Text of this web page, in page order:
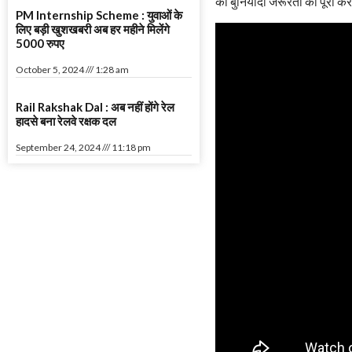
PM Internship Scheme : युवाओं के
लिए बड़ी खुशखबरी अब हर महीने मिलेंगे
5000 रुपए
October 5, 2024 1:28 am
Rail Rakshak Dal : अब नहीं होंगे रेल
हादसे बना रेलवे रक्षक दल
September 24, 2024 11:18 pm